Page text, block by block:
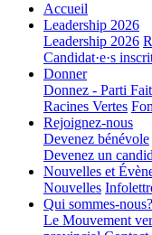
Accueil
Leadership 2026
Leadership 2026
Candidat·e·s
Donner
Donnez - Parti
Racines Vertes
Rejoignez-nous
Devenez bénévole
Devenez un
Nouvelles et
Nouvelles
Qui sommes-nous?
Le Mouvement